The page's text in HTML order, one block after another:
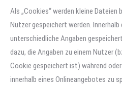
Als „Cookies“ werden kleine Dateien
Nutzer gespeichert werden.
unterschiedliche Angaben
dazu, die Angaben zu einem Nutzer
Cookie gespeichert ist) während
innerhalb eines Onlineangebotes zu